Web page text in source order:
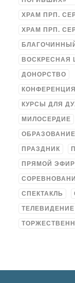
ХРАМ ПРП.
ХРАМ ПРП.
ВОСКРЕСНАЯ
ДОНОРСТВО
КУРСЫ ДЛЯ
МИЛОСЕРДИЕ
ОБРАЗОВАНИЕ
ПРАЗДНИК
ПРЯМОЙ ЭФИР
СПЕКТАКЛЬ
ТЕЛЕВИДЕНИЕ